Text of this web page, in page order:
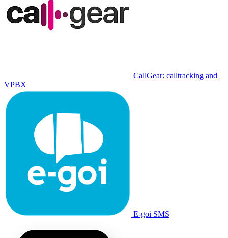
CallGear: calltracking and
VPBX
E-goi SMS